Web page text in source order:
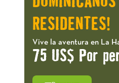
RESIDENTES!
Vive la aventura en La
75 US$ Por